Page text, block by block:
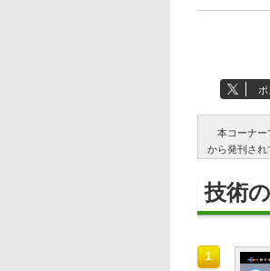
ポ
本コーナー
から発刊され
技術
1